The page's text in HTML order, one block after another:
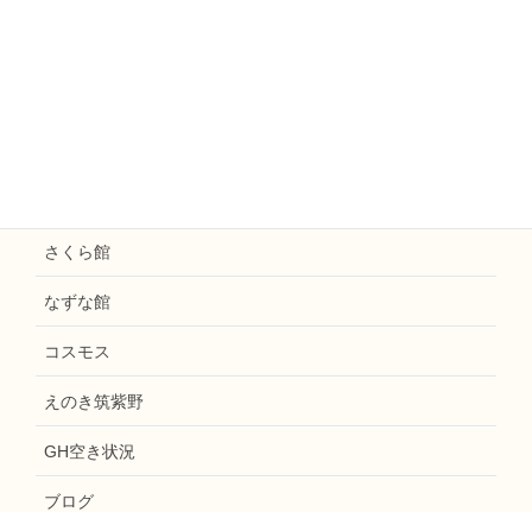
さくら館
なずな館
コスモス
えのき筑紫野
GH空き状況
ブログ